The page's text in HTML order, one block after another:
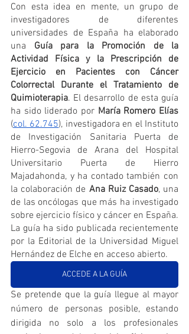
Con esta idea en mente, un grupo de
investigadores de diferentes
universidades de España ha elaborado
una Guía para la Promoción de la
Actividad Física y la Prescripción de
Ejercicio en Pacientes con Cáncer
Colorrectal Durante el Tratamiento de
Quimioterapia. El desarrollo de esta guía
ha sido liderado por María Romero Elías
(col. 62.745), investigadora en el Instituto
de Investigación Sanitaria Puerta de
Hierro-Segovia de Arana del Hospital
Universitario Puerta de Hierro
Majadahonda, y ha contado también con
la colaboración de Ana Ruiz Casado, una
de las oncólogas que más ha investigado
sobre ejercicio físico y cáncer en España.
La guía ha sido publicada recientemente
por la Editorial de la Universidad Miguel
Hernández de Elche en acceso abierto.
ACCEDE A LA GUÍA
Se pretende que la guía llegue al mayor
número de personas posible, estando
dirigida no solo a los profesionales